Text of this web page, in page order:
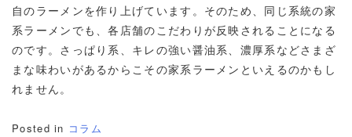
自のラーメンを作り上げています。そのため、同じ系統の家
系ラーメンでも、各店舗のこだわりが反映されることになる
のです。さっぱり系、キレの強い醤油系、濃厚系などさまざ
まな味わいがあるからこその家系ラーメンといえるのかもし
れません。
Posted in コラム